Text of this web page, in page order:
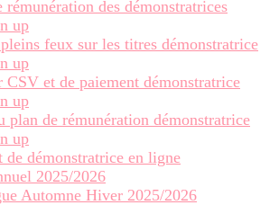
rémunération des démonstratrices
up
feux sur les titres démonstratrice
up
CSV et de paiement démonstratrice
up
plan de rémunération démonstratrice
up
de démonstratrice en ligne
2025/2026
Automne Hiver 2025/2026